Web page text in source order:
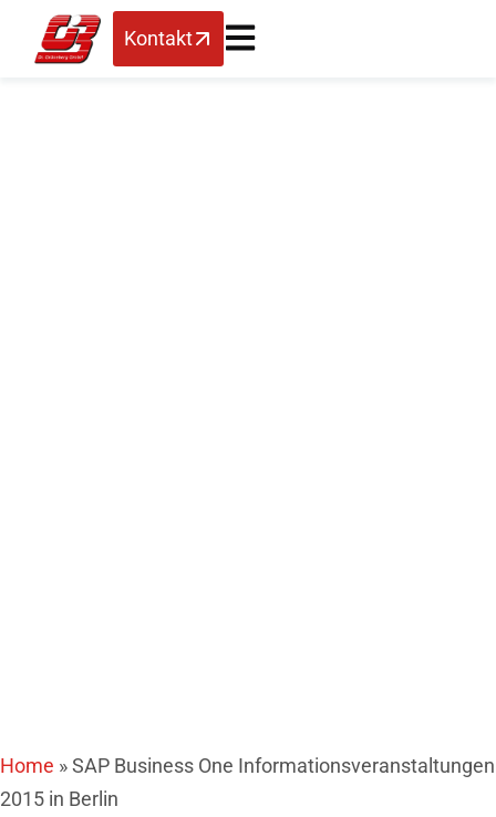
Kontakt
Home »SAP Business One Informationsveranstaltungen
2015 in Berlin